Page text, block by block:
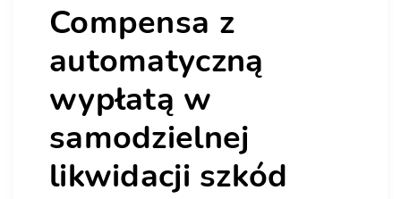
Compensa z
automatyczną
wypłatą w
samodzielnej
likwidacji szkód